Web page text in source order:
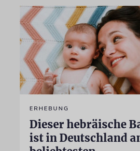
ERHEBUNG
Dieser hebräische
ist in Deutschland